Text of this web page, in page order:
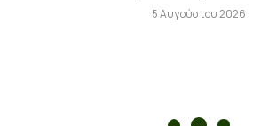
5 Αυγούστου 2026